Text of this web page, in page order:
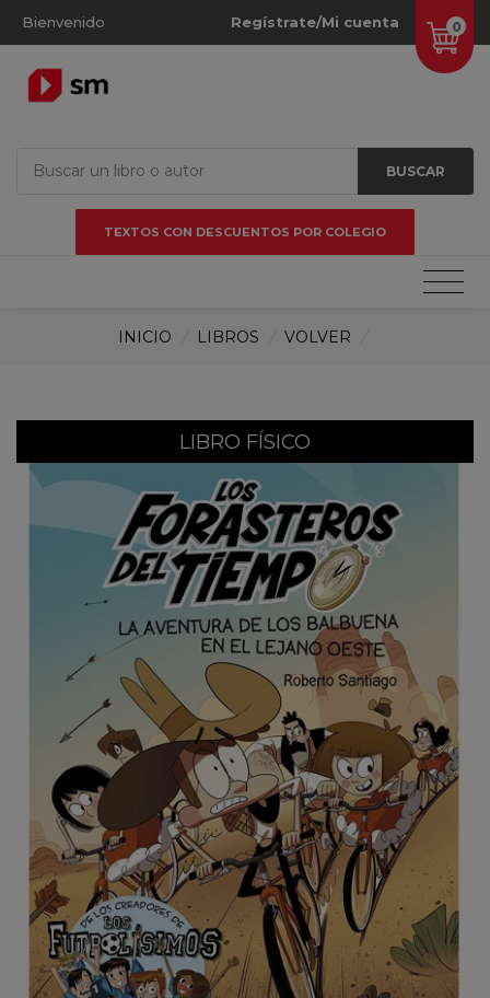
Bienvenido 0
Regístrate/Mi cuenta
BUSCAR
TEXTOS CON DESCUENTOS POR COLEGIO
INICIO LIBROS VOLVER
LIBRO FÍSICO